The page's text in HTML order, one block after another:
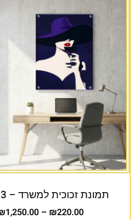
תמונת זכוכית למשרד – AU-003
₪220.00
–
1,250.00